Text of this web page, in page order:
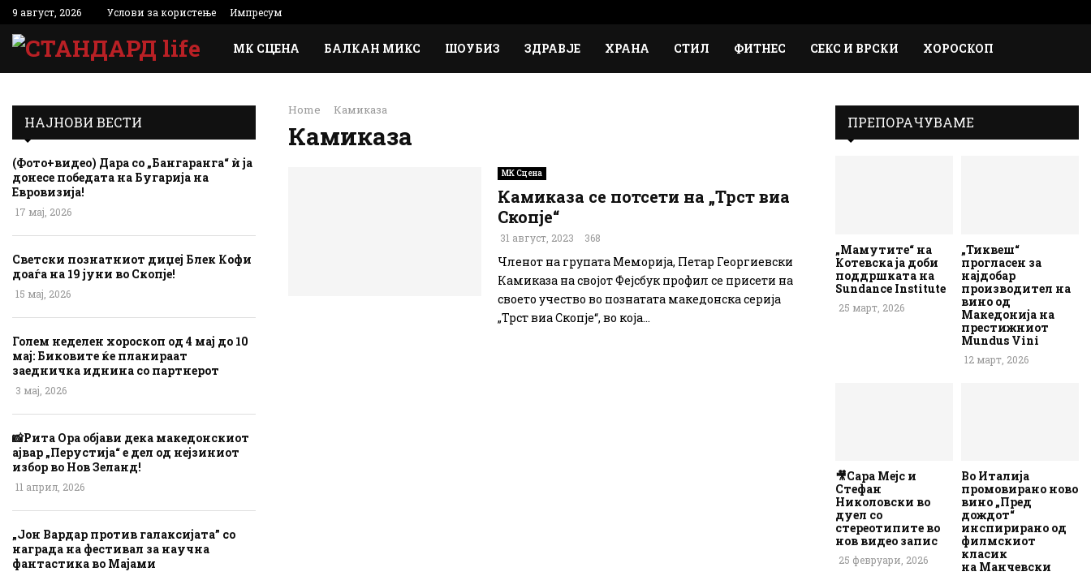
9 август, 2026 Услови за користење Импресум
МК СЦЕНА БАЛКАН МИКС ШОУБИЗ ЗДРАВЈЕ ХРАНА СТИЛ ФИТНЕС СЕКС И ВРСКИ ХОРОСКОП
Home Камиказа
Камиказа
МК Сцена
Камиказа се потсети на „Трст виa
Скопје“
31 август, 2023 368
Членот на групата Меморија, Петар Георгиевски
Камиказа на својот Фејсбук профил се присети на
своето учество во познатата македонска серија
„Трст виa Скопје“, во која...
НАЈНОВИ ВЕСТИ
(Фото+видео) Дара со „Бангаранга“ ѝ ја
донесе победата на Бугарија на
Евровизија!
17 мај, 2026
Светски познатниот диџеј Блек Кофи
доаѓа на 19 јуни во Скопје!
15 мај, 2026
Голем неделен хороскоп од 4 мај до 10
мај: Биковите ќе планираат
заедничка иднина со партнерот
3 мај, 2026
📸Рита Ора објави дека македонскиот
ајвар „Перустија“ е дел од нејзиниот
избор во Нов Зеланд!
11 април, 2026
„Јон Вардар против галаксијата” со
награда на фестивал за научна
фантастика во Мајами
ПРЕПОРАЧУВАМЕ
„Мамутите“ на
Котевска ја доби
поддршката на
Sundance Institute
25 март, 2026
„Тиквеш“
прогласен за
најдобар
производител на
вино од
Македонија на
престижниот
Mundus Vini
12 март, 2026
🎥Сара Мејс и
Стефан
Николовски во
дуел со
стереотипите во
нов видео запис
25 февруари, 2026
Во Италија
промовирано ново
вино „Пред
дождот“
инспирирано од
филмскиот
класик
на Манчевски